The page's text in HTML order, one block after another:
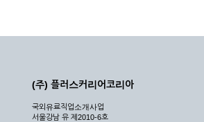
(주) 플러스커리어코리아
국외유료직업소개사업
서울강남 유 제2010-6호